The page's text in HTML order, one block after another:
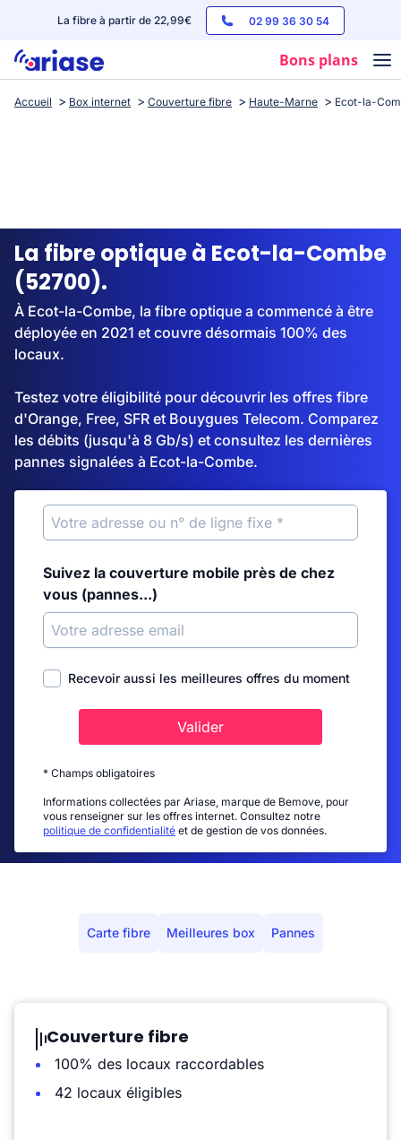
La fibre à partir de 22,99€ 02 99 36 30 54
Bons plans
Box internet
Streaming
Accueil Box internet Couverture fibre Haute-Marne Ecot-la-
La fibre optique à Ecot-la-Combe
(52700).
À Ecot-la-Combe, la fibre optique a commencé à être
déployée en 2021 et couvre désormais 100% des
locaux.
Testez votre éligibilité pour découvrir les offres fibre
d'Orange, Free, SFR et Bouygues Telecom. Comparez
les débits (jusqu'à 8 Gb/s) et consultez les dernières
pannes signalées à Ecot-la-Combe.
Suivez la couverture mobile près de chez
vous (pannes...)
Recevoir aussi les meilleures offres du moment
Valider
* Champs obligatoires
Informations collectées par Ariase, marque de Bemove, pour
vous renseigner sur les offres internet. Consultez notre
politique de confidentialité et de gestion de vos données.
Carte fibre Meilleures box Pannes
Couverture fibre
100% des locaux raccordables
42 locaux éligibles